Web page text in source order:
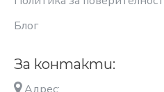
Блог
За контакти: